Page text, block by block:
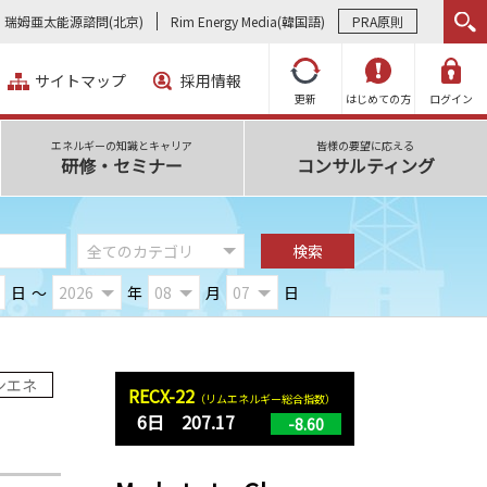
瑞姆亜太能源諮問(北京) Rim Energy Media(韓国語) PRA原則
更新 はじめての方 ログイン
サイトマップ 採用情報
エネルギーの知識とキャリア
研修・セミナー
皆様の要望に応える
コンサルティング
日 ～ 年 月 日
エネ RECX-22 （リムエネルギー総合指数）
6日 207.17 -8.60